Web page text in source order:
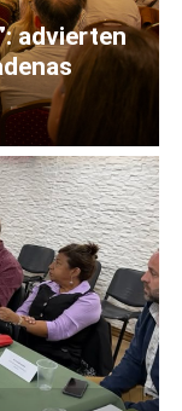
advierten